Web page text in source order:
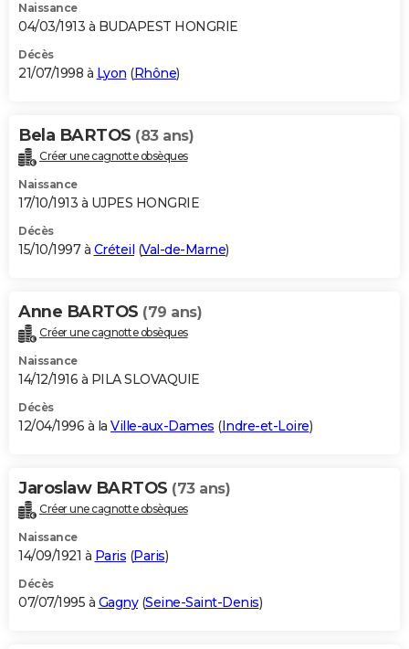
Naissance
04/03/1913 à BUDAPEST HONGRIE
Décès
21/07/1998 à Lyon (Rhône)
Bela BARTOS (83 ans)
Créer une cagnotte obsèques
Naissance
17/10/1913 à UJPES HONGRIE
Décès
15/10/1997 à Créteil (Val-de-Marne)
Anne BARTOS (79 ans)
Créer une cagnotte obsèques
Naissance
14/12/1916 à PILA SLOVAQUIE
Décès
12/04/1996 à la Ville-aux-Dames (Indre-et-Loire)
Jaroslaw BARTOS (73 ans)
Créer une cagnotte obsèques
Naissance
14/09/1921 à Paris (Paris)
Décès
07/07/1995 à Gagny(Seine-Saint-Denis)